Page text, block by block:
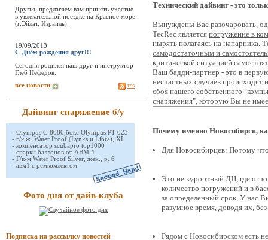
Друзья, предлагаем вам принять участие
в увлекательной поездке на Красное море
(г.Эйлат, Израиль).
19/09/2013
С Днём рождения друг!!!
Сегодня родился наш друг и инструктор
Глеб Нефёдов.
все новости rss
Дайвинг снаряжение б/у
- Olympus C-8080,бокс Olympus PT-023
- г/к ж. Water Proof (Lynks и Libra), XL
- компенсатор scubapro top1000
- спарки баллонов от АВМ-1
- Г/к-м Water Proof Silver, жен., р. 6
- авм1 с ремкомлектом
Фото дня от дайв-клуба
Подписка на рассылку новостей
Технический дайвинг - это
Вынуждены Вас разочаровать,
TecRec является погружение в
нырять полагаясь на напарника.
самодостаточным и
критической ситуацией
Ваш бадди-партнер - это в
несчастных случаев происходят
сбоя нашего собственного
снаряжения", которую Вы не
Почему именно Новосибирск,
Для Новосибирцев: Потому
Это не курортный ДЦ, где
количество погружений и в
за определенный срок. У нас
разумное время, доводя их,
Рядом с Новосибирском есть